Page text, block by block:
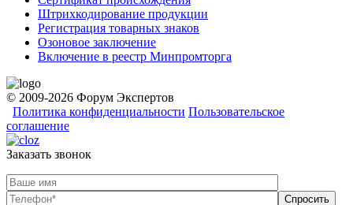
Штрихкодирование продукции
Регистрация товарных знаков
Озоновое заключение
Включение в реестр Минпромторга
© 2009-2026 Форум Экспертов
Политика конфиденциальности Пользовательское
соглашение
Заказать звонок